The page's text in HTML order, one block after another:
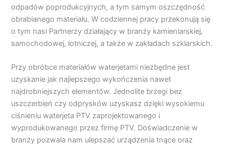
odpadów poprodukcyjnych, a tym samym oszczędność
obrabianego materiału. W codziennej pracy przekonują się
o tym nasi Partnerzy działający w branży kamieniarskiej,
samochodowej, lotniczej, a także w zakładach szklarskich.
Przy obróbce materiałów waterjetami niezbędne jest
uzyskanie jak najlepszego wykończenia nawet
najdrobniejszych elementów. Jednolite brzegi bez
uszczerbień czy odprysków uzyskasz dzięki wysokiemu
ciśnieniu waterjeta PTV zaprojektowanego i
wyprodukowanego przez firmę PTV. Doświadczenie w
branży pozwala nam ulepszać urządzenia tnące oraz